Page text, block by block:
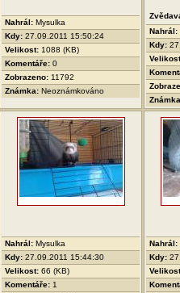
Nahrál: Mysulka
Kdy: 27.09.2011 15:50:24
Velikost: 1088 (KB)
Komentáře: 0
Zobrazeno: 11792
Známka: Neoznámkováno
Nahrál:
Kdy:
Nahrál: Mysulka
Kdy: 27.09.2011 15:44:30
Velikost: 66 (KB)
Komentáře: 1
Nahrál:
Kdy: